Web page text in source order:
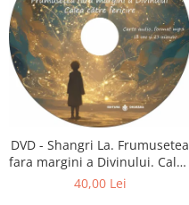
DVD - Shangri La. Frumusetea
fara margini a Divinului. Calea
catre fericire
40,00 Lei